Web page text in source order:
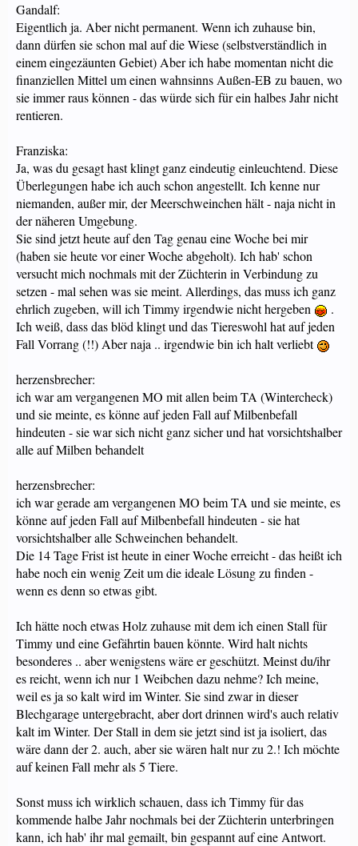
Gandalf:
Eigentlich ja. Aber nicht permanent. Wenn ich zuhause bin,
dann dürfen sie schon mal auf die Wiese (selbstverständlich in
einem eingezäunten Gebiet) Aber ich habe momentan nicht die
finanziellen Mittel um einen wahnsinns Außen-EB zu bauen, wo
sie immer raus können - das würde sich für ein halbes Jahr nicht
rentieren.
Franziska:
Ja, was du gesagt hast klingt ganz eindeutig einleuchtend. Diese
Überlegungen habe ich auch schon angestellt. Ich kenne nur
niemanden, außer mir, der Meerschweinchen hält - naja nicht in
der näheren Umgebung.
Sie sind jetzt heute auf den Tag genau eine Woche bei mir
(haben sie heute vor einer Woche abgeholt). Ich hab' schon
versucht mich nochmals mit der Züchterin in Verbindung zu
setzen - mal sehen was sie meint. Allerdings, das muss ich ganz
ehrlich zugeben, will ich Timmy irgendwie nicht hergeben
.
Ich weiß, dass das blöd klingt und das Tiereswohl hat auf jeden
Fall Vorrang (!!) Aber naja .. irgendwie bin ich halt verliebt
herzensbrecher:
ich war am vergangenen MO mit allen beim TA (Wintercheck)
und sie meinte, es könne auf jeden Fall auf Milbenbefall
hindeuten - sie war sich nicht ganz sicher und hat vorsichtshalber
alle auf Milben behandelt
herzensbrecher:
ich war gerade am vergangenen MO beim TA und sie meinte, es
könne auf jeden Fall auf Milbenbefall hindeuten - sie hat
vorsichtshalber alle Schweinchen behandelt.
Die 14 Tage Frist ist heute in einer Woche erreicht - das heißt ich
habe noch ein wenig Zeit um die ideale Lösung zu finden -
wenn es denn so etwas gibt.
Ich hätte noch etwas Holz zuhause mit dem ich einen Stall für
Timmy und eine Gefährtin bauen könnte. Wird halt nichts
besonderes .. aber wenigstens wäre er geschützt. Meinst du/ihr
es reicht, wenn ich nur 1 Weibchen dazu nehme? Ich meine,
weil es ja so kalt wird im Winter. Sie sind zwar in dieser
Blechgarage untergebracht, aber dort drinnen wird's auch relativ
kalt im Winter. Der Stall in dem sie jetzt sind ist ja isoliert, das
wäre dann der 2. auch, aber sie wären halt nur zu 2.! Ich möchte
auf keinen Fall mehr als 5 Tiere.
Sonst muss ich wirklich schauen, dass ich Timmy für das
kommende halbe Jahr nochmals bei der Züchterin unterbringen
kann, ich hab' ihr mal gemailt, bin gespannt auf eine Antwort.